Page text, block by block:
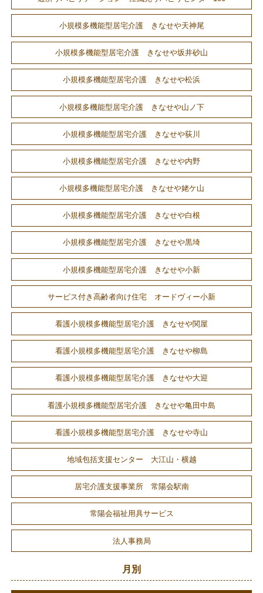
小規模多機能型居宅介護 きなせや天神尾
小規模多機能型居宅介護 きなせや坂井砂山
小規模多機能型居宅介護 きなせや松浜
小規模多機能型居宅介護 きなせや山ノ下
小規模多機能型居宅介護 きなせや荻川
小規模多機能型居宅介護 きなせや内野
小規模多機能型居宅介護 きなせや姥ケ山
小規模多機能型居宅介護 きなせや白根
小規模多機能型居宅介護 きなせや黒埼
小規模多機能型居宅介護 きなせや小新
サービス付き高齢者向け住宅 オードヴィー小新
看護小規模多機能型居宅介護 きなせや関屋
看護小規模多機能型居宅介護 きなせや柳島
看護小規模多機能型居宅介護 きなせや大迎
看護小規模多機能型居宅介護 きなせや亀田中島
看護小規模多機能型居宅介護 きなせや寺山
地域包括支援センター 大江山・横越
居宅介護支援事業所 常陽会駅南
常陽会福祉用具サービス
法人事務局
月別